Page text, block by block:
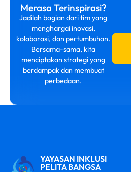
Merasa Terinspirasi?
Jadilah bagian dari tim yang
menghargai inovasi,
kolaborasi, dan pertumbuhan.
Bersama-sama, kita
menciptakan strategi yang
berdampak dan membuat
perbedaan.
YAYASAN INKLUSI
PELITA BANGSA